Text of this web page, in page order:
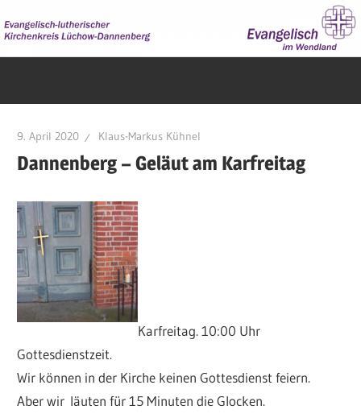
Inhalt
springen
9. April 2020 Klaus-Markus Kühnel
Dannenberg – Geläut am Karfreitag
Karfreitag. 10:00 Uhr
Gottesdienstzeit.
Wir können in der Kirche keinen Gottesdienst feiern.
Aber wir läuten für 15 Minuten die Glocken.